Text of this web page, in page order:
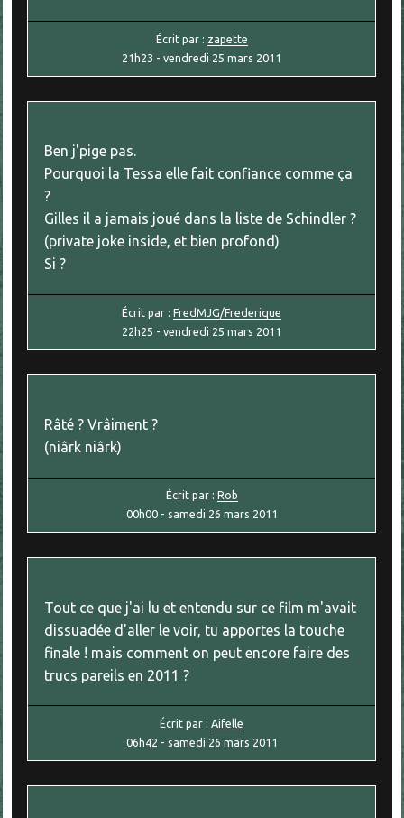
Écrit par : zapette
21h23 -vendredi 25 mars 2011
Ben j'pige pas.
Pourquoi la Tessa elle fait confiance comme ça
?
Gilles il a jamais joué dans la liste de Schindler ?
(private joke inside, et bien profond)
Si ?
Écrit par :FredMJG/Frederique
22h25 -vendredi 25 mars 2011
Râté ? Vrâiment ?
(niârk niârk)
Écrit par : Rob
00h00- samedi 26 mars 2011
Tout ce que j'ai lu et entendu sur ce film m'avait
dissuadée d'aller le voir, tu apportes la touche
finale ! mais comment on peut encore faire des
trucs pareils en 2011 ?
Écrit par :Aifelle
06h42 - samedi 26 mars 2011